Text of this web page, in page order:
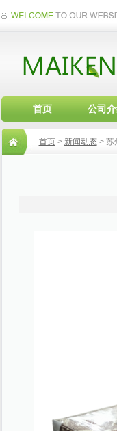
首页 公司
首页> 新闻动态> 苏